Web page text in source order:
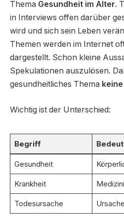
Thema Gesundheit im Alter.
in Interviews offen darüber
wird und sich sein Leben
Themen werden im Internet
dargestellt. Schon kleine
Spekulationen auszulösen.
gesundheitliches Thema
Wichtig ist der Unterschied:
Begriff
Gesundheit
Krankheit
Todesursache